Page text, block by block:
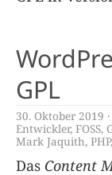
GPL
30. Oktober 2019
Entwickler, FOSS,
Mark Jaquith, PHP,
Das Content